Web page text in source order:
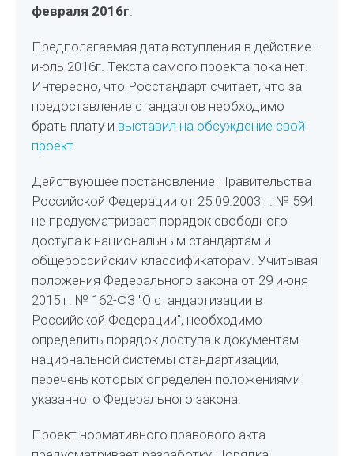
февраля 2016г.
Предполагаемая дата вступления в действие -
июль 2016г. Текста самого проекта пока нет.
Интересно, что Росстандарт считает, что за
предоставление стандартов необходимо
брать плату и выставил на обсуждение свой
проект.
Действующее постановление Правительства
Российской Федерации от 25.09.2003 г. № 594
не предусматривает порядок свободного
доступа к национальным стандартам и
общероссийским классификаторам. Учитывая
положения Федерального закона от 29 июня
2015 г. № 162-ФЗ "О стандартизации в
Российской Федерации", необходимо
определить порядок доступа к документам
национальной системы стандартизации,
перечень которых определен положениями
указанного Федерального закона.
Проект нормативного правового акта